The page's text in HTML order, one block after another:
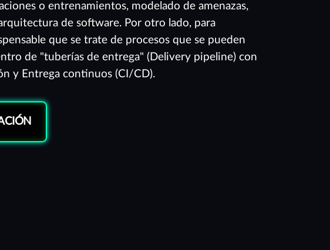
o entrenamientos, modelado de amenazas,
de software. Por otro lado, para
que se trate de procesos que se pueden
de "tuberías de entrega" (Delivery pipeline) con
y Entrega continuos (CI/CD).